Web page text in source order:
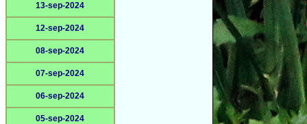
13-sep-2024
12-sep-2024
08-sep-2024
07-sep-2024
06-sep-2024
05-sep-2024